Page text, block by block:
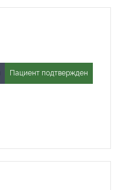
Пациент подтвержден